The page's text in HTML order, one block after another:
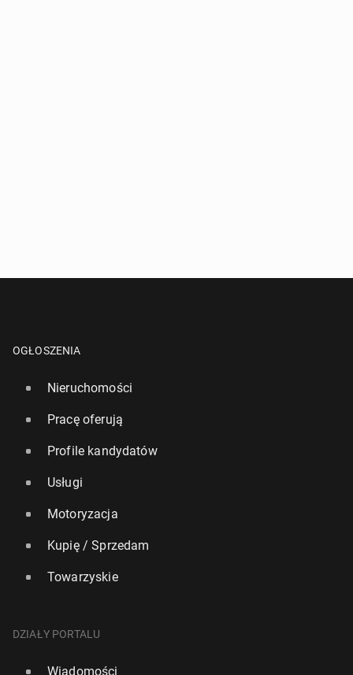
OGŁOSZENIA
Nieruchomości
Pracę oferują
Profile kandydatów
Usługi
Motoryzacja
Kupię / Sprzedam
Towarzyskie
DZIAŁY PORTALU
Wiadomości